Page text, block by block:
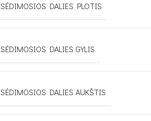
SĖDIMOSIOS DALIES PLOTIS
SĖDIMOSIOS DALIES GYLIS
SĖDIMOSIOS DALIES AUKŠTIS